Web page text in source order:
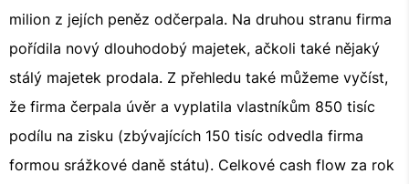
milion z jejích peněz odčerpala. Na druhou stranu firma
pořídila nový dlouhodobý majetek, ačkoli také nějaký
stálý majetek prodala. Z přehledu také můžeme vyčíst,
že firma čerpala úvěr a vyplatila vlastníkům 850 tisíc
podílu na zisku (zbývajících 150 tisíc odvedla firma
formou srážkové daně státu). Celkové cash flow za rok